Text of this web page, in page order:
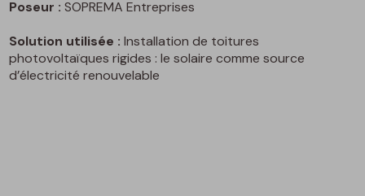
Poseur :SOPREMA Entreprises
Solution utilisée :Installation de toitures
photovoltaïques rigides : le solaire comme source
d’électricité renouvelable